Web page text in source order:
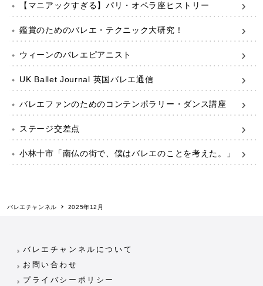
【マニアックすぎる】パリ・オペラ座ヒストリー
鑑賞のためのバレエ・テクニック大研究！
ウィーンのバレエピアニスト
UK Ballet Journal 英国バレエ通信
バレエファンのためのコンテンポラリー・ダンス講座
ステージ交差点
小林十市「南仏の街で、僕はバレエのことを考えた。」
バレエチャンネル 2025年12月
バレエチャンネルについて
お問い合わせ
プライバシーポリシー